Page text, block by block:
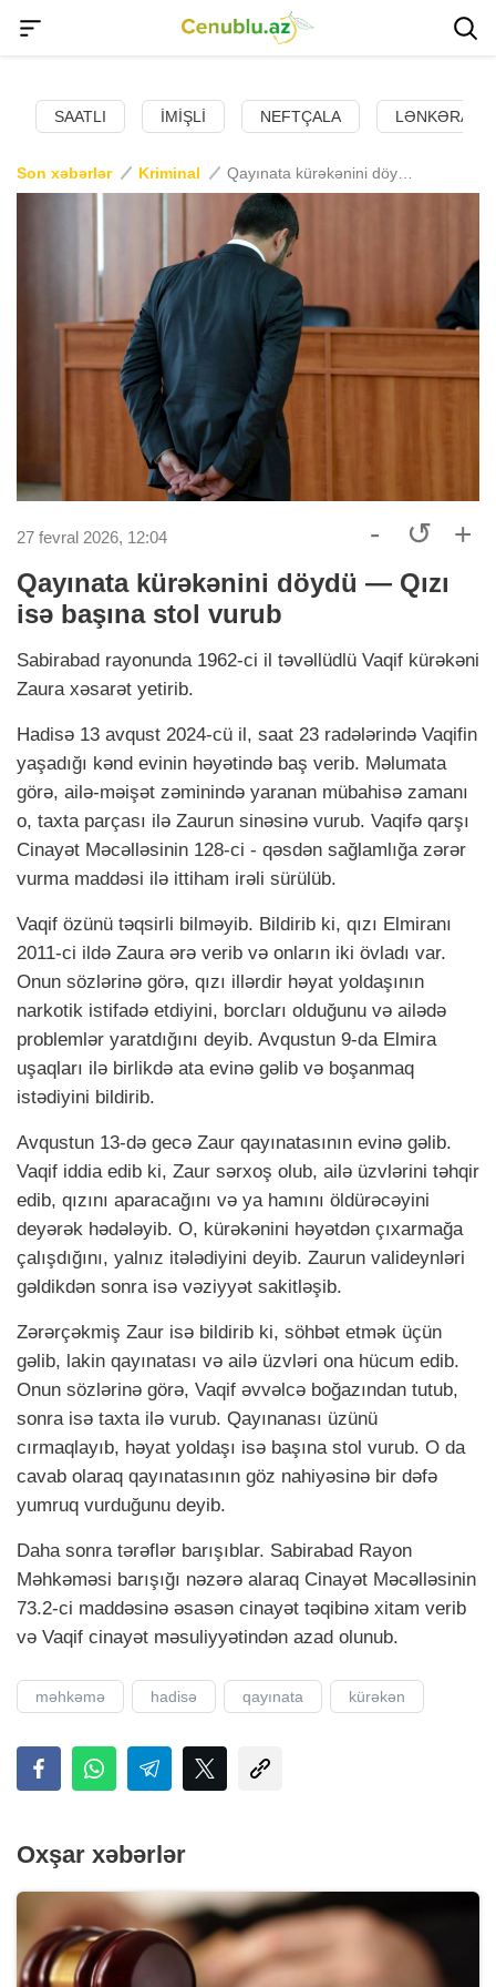
SAATLI İMIŞLI NEFTÇALA LƏNKƏRAN
Son xəbərlər Kriminal
27 fevral 2026, 12:04 - ↺ +
Qayınata kürəkənini döydü — Qızı
isə başına stol vurub
Sabirabad rayonunda 1962-ci il təvəllüdlü Vaqif kürəkəni
Zaura xəsarət yetirib.
Hadisə 13 avqust 2024-cü il, saat 23 radələrində Vaqifin
yaşadığı kənd evinin həyətində baş verib. Məlumata
görə, ailə-məişət zəminində yaranan mübahisə zamanı
o, taxta parçası ilə Zaurun sinəsinə vurub. Vaqifə qarşı
Cinayət Məcəlləsinin 128-ci - qəsdən sağlamlığa zərər
vurma maddəsi ilə ittiham irəli sürülüb.
Vaqif özünü təqsirli bilməyib. Bildirib ki, qızı Elmiranı
2011-ci ildə Zaura ərə verib və onların iki övladı var.
Onun sözlərinə görə, qızı illərdir həyat yoldaşının
narkotik istifadə etdiyini, borcları olduğunu və ailədə
problemlər yaratdığını deyib. Avqustun 9-da Elmira
uşaqları ilə birlikdə ata evinə gəlib və boşanmaq
istədiyini bildirib.
Avqustun 13-də gecə Zaur qayınatasının evinə gəlib.
Vaqif iddia edib ki, Zaur sərxoş olub, ailə üzvlərini təhqir
edib, qızını aparacağını və ya hamını öldürəcəyini
deyərək hədələyib. O, kürəkənini həyətdən çıxarmağa
çalışdığını, yalnız itələdiyini deyib. Zaurun valideynləri
gəldikdən sonra isə vəziyyət sakitləşib.
Zərərçəkmiş Zaur isə bildirib ki, söhbət etmək üçün
gəlib, lakin qayınatası və ailə üzvləri ona hücum edib.
Onun sözlərinə görə, Vaqif əvvəlcə boğazından tutub,
sonra isə taxta ilə vurub. Qayınanası üzünü
cırmaqlayıb, həyat yoldaşı isə başına stol vurub. O da
cavab olaraq qayınatasının göz nahiyəsinə bir dəfə
yumruq vurduğunu deyib.
Daha sonra tərəflər barışıblar. Sabirabad Rayon
Məhkəməsi barışığı nəzərə alaraq Cinayət Məcəlləsinin
73.2-ci maddəsinə əsasən cinayət təqibinə xitam verib
və Vaqif cinayət məsuliyyətindən azad olunub.
məhkəmə hadisə qayınata kürəkən
Oxşar xəbərlər